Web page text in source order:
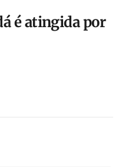
é atingida por